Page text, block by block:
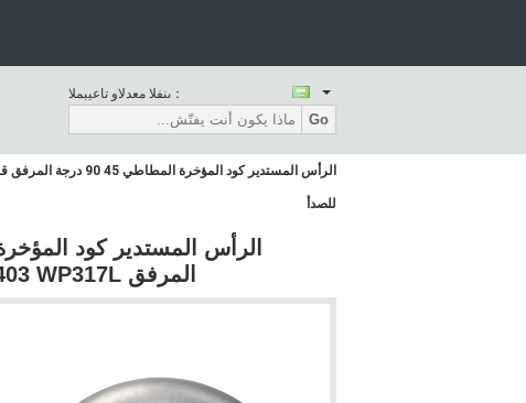
المبيعات والدعم الفنى：
Go
للصدأ
المرفق ASTM A403 WP317L الأدوات المصنوعة من الفولاذ المقاوم للصدأ